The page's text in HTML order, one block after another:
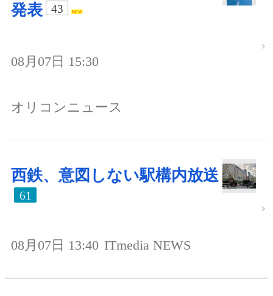
発表
43
08月07日 15:30
オリコンニュース
西鉄、意図しない駅構内放送
61
08月07日 13:40 ITmedia NEWS